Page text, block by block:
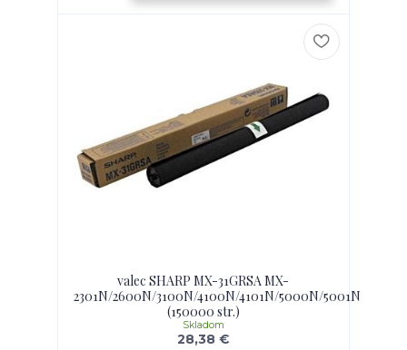
valec SHARP MX-31GRSA MX-
2301N/2600N/3100N/4100N/4101N/5000N/5001N
(150000 str.)
28,38 €
Skladom